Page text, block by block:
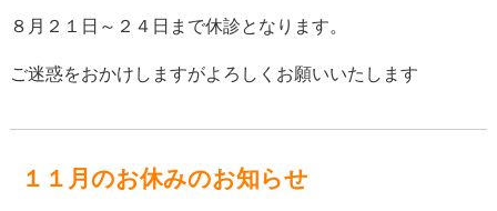
８月２１日～２４日まで休診となります。
ご迷惑をおかけしますがよろしくお願いいたします
１１月のお休みのお知らせ